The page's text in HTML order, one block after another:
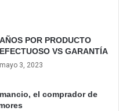
POR PRODUCTO
VS GARANTÍA
mayo 3, 2023
el comprador de